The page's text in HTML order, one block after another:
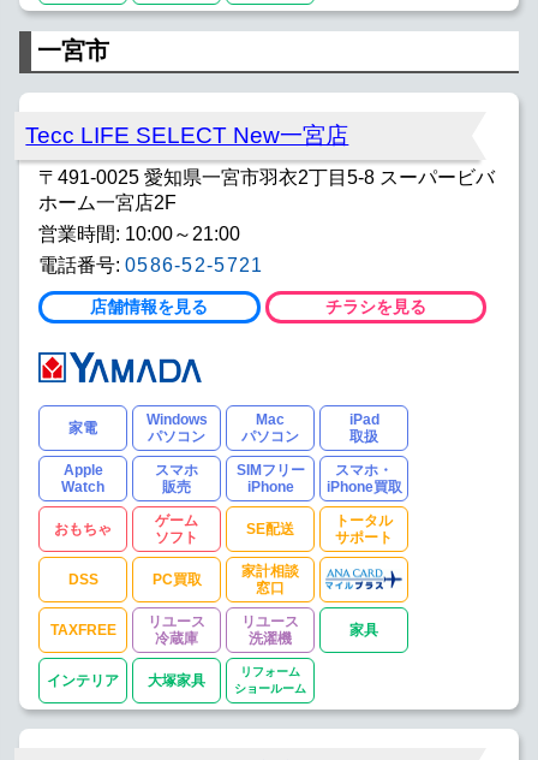
一宮市
Tecc LIFE SELECT New一宮店
〒491-0025 愛知県一宮市羽衣2丁目5-8 スーパービバ
ホーム一宮店2F
営業時間: 10:00～21:00
電話番号: 0586-52-5721
店舗情報を見る チラシを見る
家電
Windows
パソコン
Mac
パソコン
iPad
取扱
Apple
Watch
スマホ
販売
SIMフリー
iPhone
スマホ・
iPhone買取
おもちゃ
ゲーム
ソフト
SE配送
トータル
サポート
DSS PC買取
家計相談
窓口
TAXFREE
リユース
冷蔵庫
リユース
洗濯機
家具
インテリア 大塚家具
リフォーム
ショールーム